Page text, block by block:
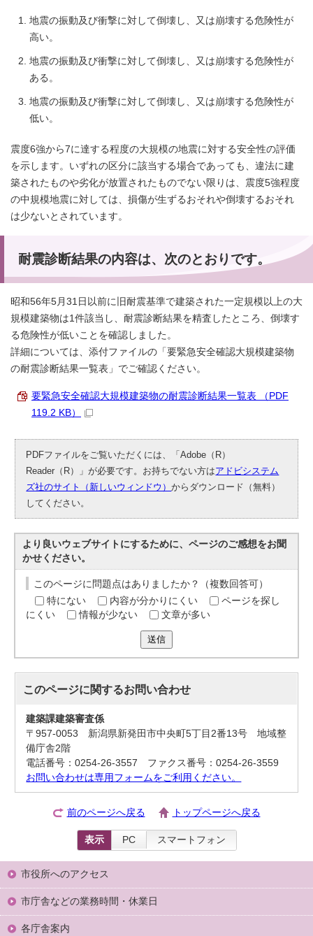
地震の振動及び衝撃に対して倒壊し、又は崩壊する危険性が
高い。
地震の振動及び衝撃に対して倒壊し、又は崩壊する危険性が
ある。
地震の振動及び衝撃に対して倒壊し、又は崩壊する危険性が
低い。
震度6強から7に達する程度の大規模の地震に対する安全性の評価
を示します。いずれの区分に該当する場合であっても、違法に建
築されたものや劣化が放置されたものでない限りは、震度5強程度
の中規模地震に対しては、損傷が生ずるおそれや倒壊するおそれ
は少ないとされています。
耐震診断結果の内容は、次のとおりです。
昭和56年5月31日以前に旧耐震基準で建築された一定規模以上の大
規模建築物は1件該当し、耐震診断結果を精査したところ、倒壊す
る危険性が低いことを確認しました。
詳細については、添付ファイルの「要緊急安全確認大規模建築物
の耐震診断結果一覧表」でご確認ください。
要緊急安全確認大規模建築物の耐震診断結果一覧表 （PDF
119.2 KB）
PDFファイルをご覧いただくには、「Adobe（R）
Reader（R）」が必要です。お持ちでない方はアドビシステム
ズ社のサイト（新しいウィンドウ）からダウンロード（無料）
してください。
より良いウェブサイトにするために、ページのご感想をお聞
かせください。
このページに問題点はありましたか？（複数回答可）
特にない
内容が分かりにくい
ページを探し
にくい
情報が少ない 文章が多い
送信
このページに関するお問い合わせ
建築課建築審査係
〒957-0053 新潟県新発田市中央町5丁目2番13号 地域整
備庁舎2階
電話番号：0254-26-3557 ファクス番号：0254-26-3559
お問い合わせは専用フォームをご利用ください。
前のページへ戻る トップページへ戻る
表示 PC スマートフォン
市役所へのアクセス
市庁舎などの業務時間・休業日
各庁舎案内